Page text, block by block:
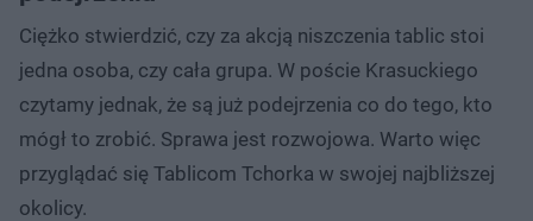
Ciężko stwierdzić, czy za akcją niszczenia tablic stoi
jedna osoba, czy cała grupa. W poście Krasuckiego
czytamy jednak, że są już podejrzenia co do tego, kto
mógł to zrobić. Sprawa jest rozwojowa. Warto więc
przyglądać się Tablicom Tchorka w swojej najbliższej
okolicy.